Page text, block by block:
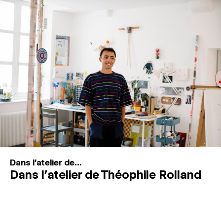
PROGRAMMATION
MAGAZINE
ESPACES DE PRATIQUE ARTISTIQUE ↓
Recherche
Connexion
Dans l'atelier de...
Dans l’atelier de Théophile Rolland